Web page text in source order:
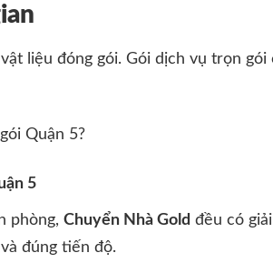
liệu đóng gói. Gói dịch vụ trọn
5
phòng, Chuyển Nhà Gold đều có
đúng tiến độ.